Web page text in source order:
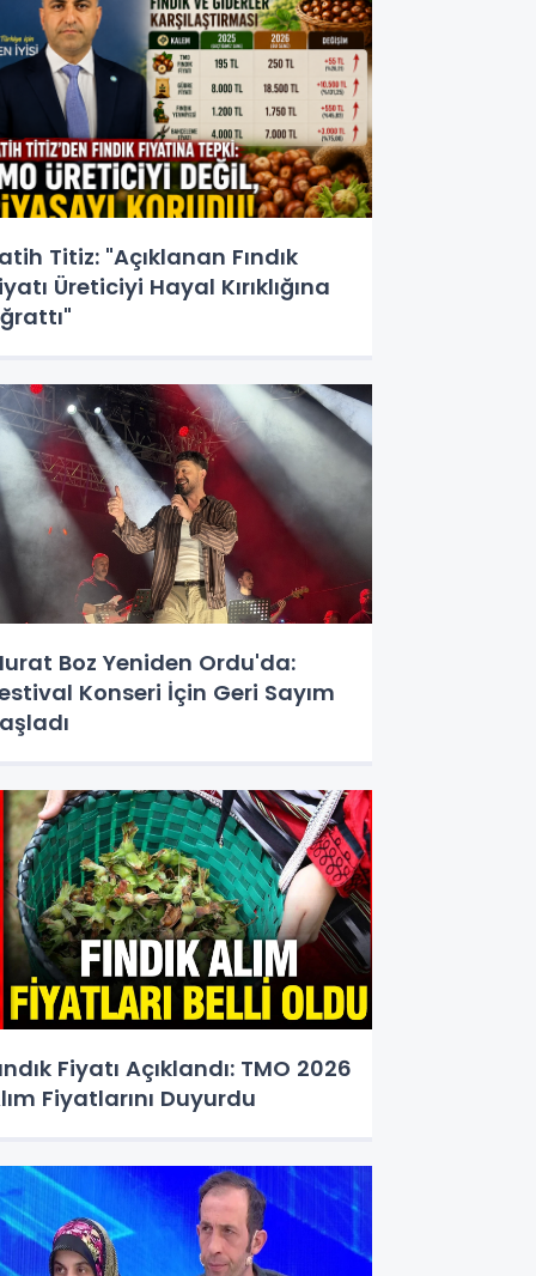
Titiz: "Açıklanan Fındık
Üreticiyi Hayal Kırıklığına
Boz Yeniden Ordu'da:
Konseri İçin Geri Sayım
Fiyatı Açıklandı: TMO 2026
Fiyatlarını Duyurdu